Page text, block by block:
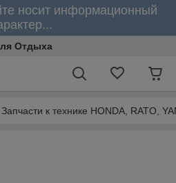
носит информационный
Отдыха
Запчасти к технике HONDA, RATO,